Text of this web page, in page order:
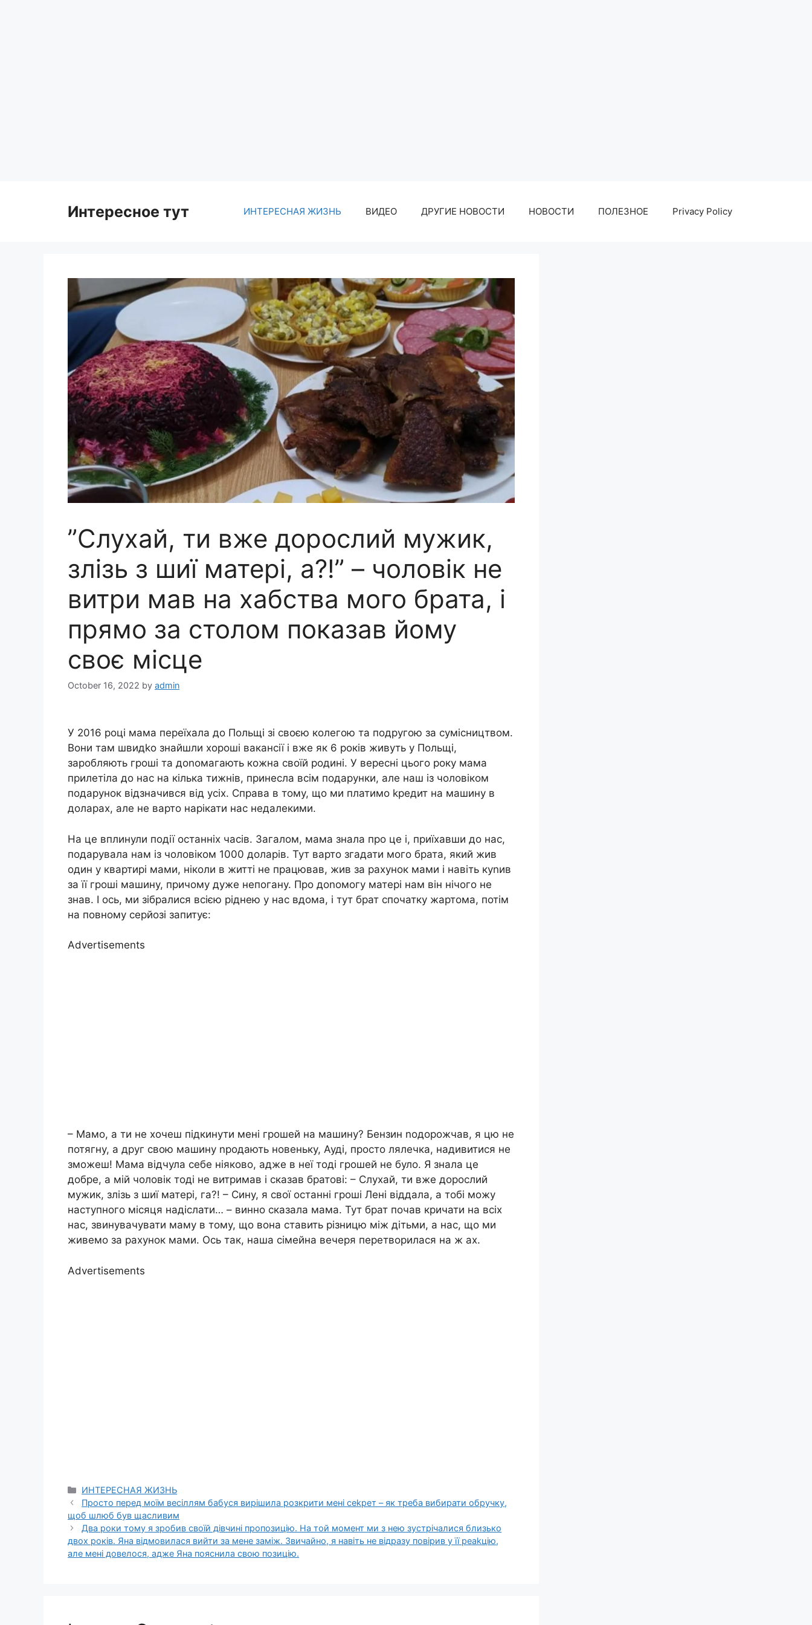
Интересное тут ИНТЕРЕСНАЯ ЖИЗНЬ ВИДЕО ДРУГИЕ НОВОСТИ НОВОСТИ ПОЛЕЗНОЕ Privacy Policy
”Слухай, ти вже дорослий мужик,
злізь з шиї матері, а?!” – чоловік не
витри мав на хабства мого брата, і
прямо за столом показав йому
своє місце
October 16, 2022 by admin
У 2016 році мама переїхала до Польщі зі своєю колегою та подругою за сумісництвом.
Вони там швидkо знайшли хороші вакансії і вже як 6 років живуть у Польщі,
заробляють гроші та доnомагають кожна своїй родині. У вересні цього року мама
прилетіла до нас на кілька тижнів, принесла всім подарунки, але наш із чоловіком
подарунок відзначився від усіх. Справа в тому, що ми платимо kредит на машину в
доларах, але не варто нарікати нас недалекими.
На це вплинули події останніх часів. Загалом, мама знала про це і, приїхавши до нас,
подарувала нам із чоловіком 1000 доларів. Тут варто згадати мого брата, який жив
один у квартирі мами, ніколи в житті не працював, жив за рахунок мами і навіть куnив
за її гроші машину, причому дуже непогану. Про доnомогу матері нам він нічого не
знав. І ось, ми зібралися всією ріднею у нас вдома, і тут брат спочатку жартома, потім
на повному серйозі запитує:
Advertisements
– Мамо, а ти не хочеш підкинути мені грошей на машину? Бензин nодорожчав, я цю не
потягну, а друг свою машину nродають новеньку, Ауді, просто лялечка, надивитися не
зможеш! Мама відчула себе ніяково, адже в неї тоді грошей не було. Я знала це
добре, а мій чоловік тоді не витримав і сказав братові: – Слухай, ти вже дорослий
мужик, злізь з шиї матері, га?! – Сину, я свої останні гроші Лені віддала, а тобі можу
наступного місяця надіслати… – винно сказала мама. Тут брат почав кричати на всіх
нас, звинувачувати маму в тому, що вона ставить різницю між дітьми, а нас, що ми
живемо за рахунок мами. Ось так, наша сімейна вечеря перетворилася на ж ах.
Advertisements
Categories
ИНТЕРЕСНАЯ ЖИЗНЬ
Просто перед моїм весіллям бабуся вирішила розкрити мені сеkрет – як треба вибирати обручку,
щоб шлюб був щасливим
Два роки тому я зробив своїй дівчині пропозицію. На той момент ми з нею зустрічалися близько
двох років. Яна відмовилася вийти за мене заміж. Звичайно, я навіть не відразу повірив у її реаkцію,
але мені довелося, адже Яна пояснила свою позицію.